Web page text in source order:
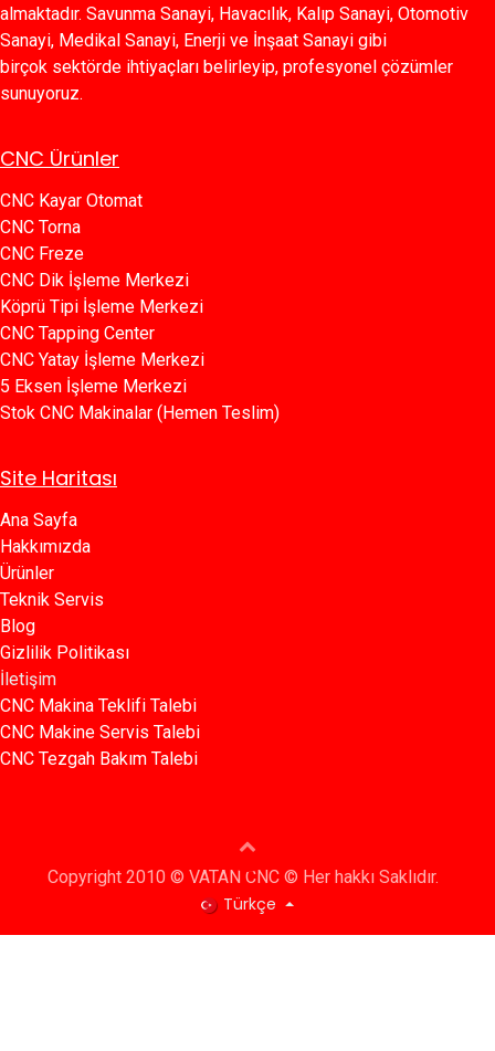
almaktadır. Savunma Sanayi, Havacılık, Kalıp Sanayi, Otomotiv
Sanayi, Medikal Sanayi, Enerji ve İnşaat Sanayi gibi
birçok sektörde ihtiyaçları belirleyip, profesyonel çözümler
sunuyoruz.
CNC Ürünler
CNC Kayar Otomat
CNC Torna
CNC Freze
CNC Dik İşleme Merkezi
Köprü Tipi İşleme Merkezi
C​​NC Tapping Center
CNC Yatay İşleme Merkezi
5 Eksen İşleme Merkezi
Stok CNC Makinalar (Hemen Teslim)
Site Haritası
Ana Sayfa​​
Hakkımızda
Ürünler​
Teknik Servis
Blog​​
Gizlilik Politikası​​
İletişim
CNC Makina Teklifi Talebi
CNC Makine Servis Talebi
CNC Tezgah Bakım Talebi
Copyright 2010 © VATAN CNC © Her hakkı Saklıdır.
Türkçe